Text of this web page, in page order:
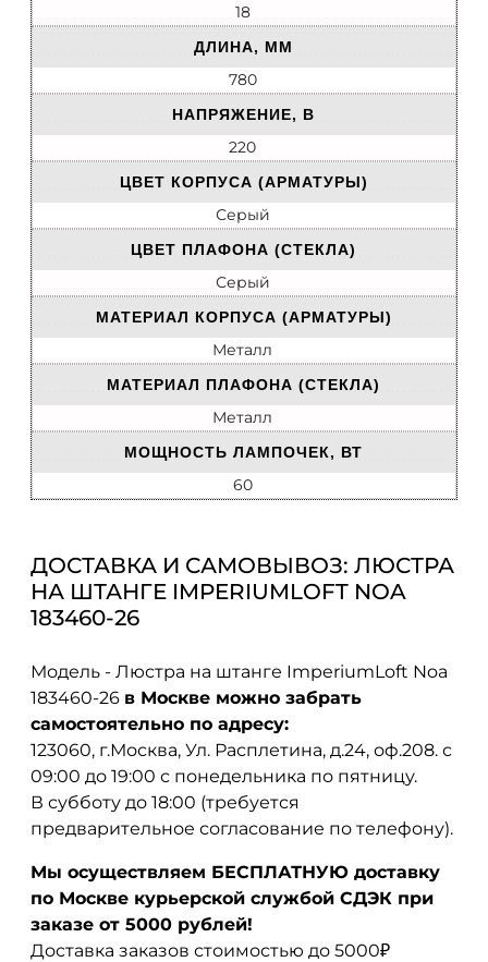
18
ДЛИНА, ММ
780
НАПРЯЖЕНИЕ, В
220
ЦВЕТ КОРПУСА (АРМАТУРЫ)
Серый
ЦВЕТ ПЛАФОНА (СТЕКЛА)
Серый
МАТЕРИАЛ КОРПУСА (АРМАТУРЫ)
Металл
МАТЕРИАЛ ПЛАФОНА (СТЕКЛА)
Металл
МОЩНОСТЬ ЛАМПОЧЕК, ВТ
60
ДОСТАВКА И САМОВЫВОЗ: ЛЮСТРА
НА ШТАНГЕ IMPERIUMLOFT NOA
183460-26
Модель - Люстра на штанге ImperiumLoft Noa
183460-26 в Москве можно забрать
самостоятельно по адресу:
123060, г.Москва, Ул. Расплетина, д.24, оф.208. с
09:00 до 19:00 с понедельника по пятницу.
В субботу до 18:00 (требуется
предварительное согласование по телефону).
Мы осуществляем БЕСПЛАТНУЮ доставку
по Москве курьерской службой СДЭК при
заказе от 5000 рублей!
Доставка заказов стоимостью до 5000₽